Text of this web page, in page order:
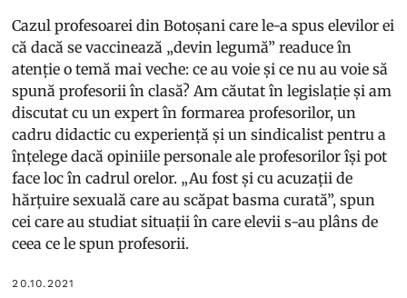
Cazul profesoarei din Botoșani care le-a spus elevilor ei
că dacă se vaccinează „devin legumă” readuce în
atenție o temă mai veche: ce au voie și ce nu au voie să
spună profesorii în clasă? Am căutat în legislație și am
discutat cu un expert în formarea profesorilor, un
cadru didactic cu experiență și un sindicalist pentru a
înțelege dacă opiniile personale ale profesorilor își pot
face loc în cadrul orelor. „Au fost și cu acuzații de
hărțuire sexuală care au scăpat basma curată”, spun
cei care au studiat situații în care elevii s-au plâns de
ceea ce le spun profesorii.
20.10.2021